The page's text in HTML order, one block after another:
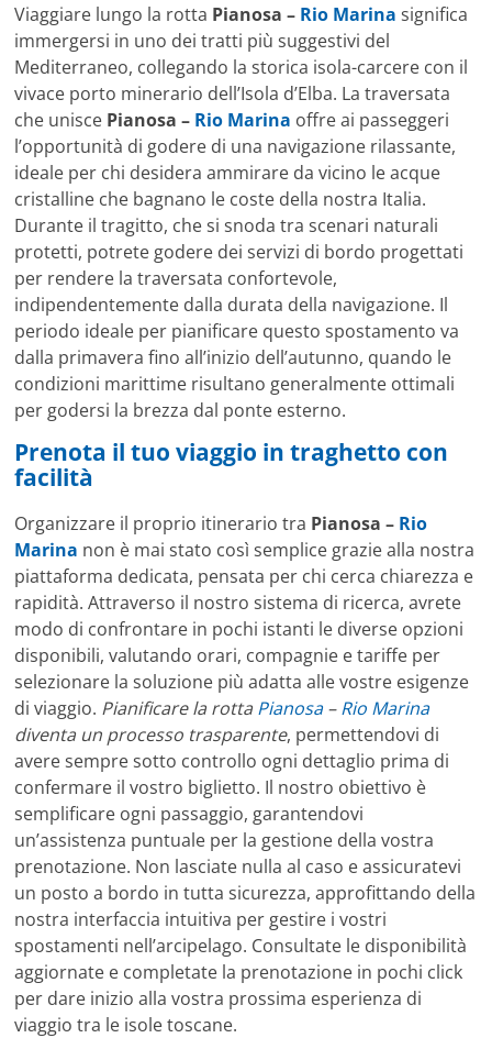
Viaggiare lungo la rotta Pianosa – Rio Marina significa
immergersi in uno dei tratti più suggestivi del
Mediterraneo, collegando la storica isola-carcere con il
vivace porto minerario dell’Isola d’Elba. La traversata
che unisce Pianosa – Rio Marina offre ai passeggeri
l’opportunità di godere di una navigazione rilassante,
ideale per chi desidera ammirare da vicino le acque
cristalline che bagnano le coste della nostra Italia.
Durante il tragitto, che si snoda tra scenari naturali
protetti, potrete godere dei servizi di bordo progettati
per rendere la traversata confortevole,
indipendentemente dalla durata della navigazione. Il
periodo ideale per pianificare questo spostamento va
dalla primavera fino all’inizio dell’autunno, quando le
condizioni marittime risultano generalmente ottimali
per godersi la brezza dal ponte esterno.
Prenota il tuo viaggio in traghetto con
facilità
Organizzare il proprio itinerario tra Pianosa – Rio
Marina non è mai stato così semplice grazie alla nostra
piattaforma dedicata, pensata per chi cerca chiarezza e
rapidità. Attraverso il nostro sistema di ricerca, avrete
modo di confrontare in pochi istanti le diverse opzioni
disponibili, valutando orari, compagnie e tariffe per
selezionare la soluzione più adatta alle vostre esigenze
di viaggio. Pianificare la rotta Pianosa–Rio Marina
diventa un processo trasparente, permettendovi di
avere sempre sotto controllo ogni dettaglio prima di
confermare il vostro biglietto. Il nostro obiettivo è
semplificare ogni passaggio, garantendovi
un’assistenza puntuale per la gestione della vostra
prenotazione. Non lasciate nulla al caso e assicuratevi
un posto a bordo in tutta sicurezza, approfittando della
nostra interfaccia intuitiva per gestire i vostri
spostamenti nell’arcipelago. Consultate le disponibilità
aggiornate e completate la prenotazione in pochi click
per dare inizio alla vostra prossima esperienza di
viaggio tra le isole toscane.